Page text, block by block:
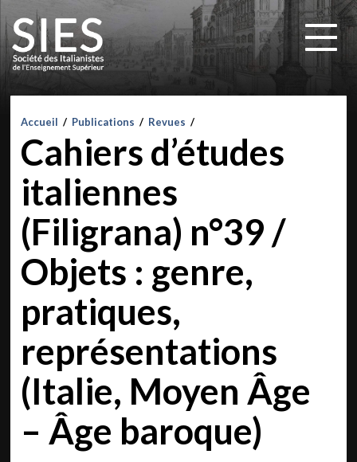
Accueil / Publications / Revues /
Cahiers d’études
italiennes
(Filigrana) n°39 /
Objets : genre,
pratiques,
représentations
(Italie, Moyen Âge
– Âge baroque)